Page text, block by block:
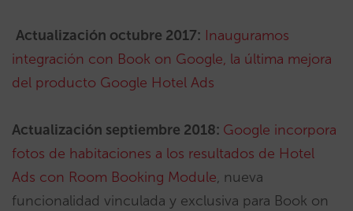
Actualización octubre 2017: Inauguramos
integración con Book on Google, la última mejora
del producto Google Hotel Ads
Actualización septiembre 2018: Google incorpora
fotos de habitaciones a los resultados de Hotel
Ads con Room Booking Module, nueva
funcionalidad vinculada y exclusiva para Book on